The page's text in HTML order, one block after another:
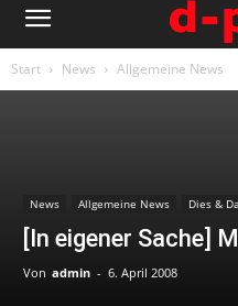
Start News Allgemeine News
News Allgemeine News Dies &
[In eigener Sache]
Von admin - 6. April 2008